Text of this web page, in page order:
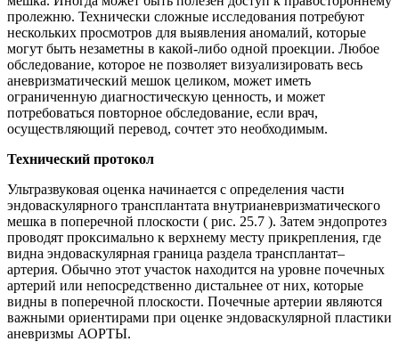
пролежню. Технически сложные исследования потребуют
нескольких просмотров для выявления аномалий, которые
могут быть незаметны в какой-либо одной проекции. Любое
обследование, которое не позволяет визуализировать весь
аневризматический мешок целиком, может иметь
ограниченную диагностическую ценность, и может
потребоваться повторное обследование, если врач,
осуществляющий перевод, сочтет это необходимым.
Технический протокол
Ультразвуковая оценка начинается с определения части
эндоваскулярного трансплантата внутрианевризматического
мешка в поперечной плоскости ( рис. 25.7 ). Затем эндопротез
проводят проксимально к верхнему месту прикрепления, где
видна эндоваскулярная граница раздела трансплантат–
артерия. Обычно этот участок находится на уровне почечных
артерий или непосредственно дистальнее от них, которые
видны в поперечной плоскости. Почечные артерии являются
важными ориентирами при оценке эндоваскулярной пластики
аневризмы АОРТЫ.